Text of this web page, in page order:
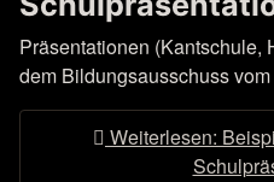
Präsentationen (Kantschule,
dem Bildungsausschuss
Weiterlesen: